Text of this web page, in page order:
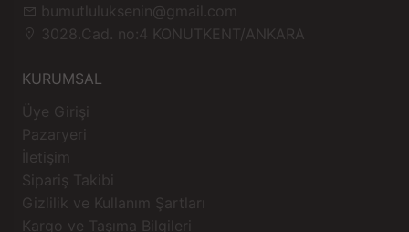
bumutluluksenin@gmail.com
3028.Cad. no:4 KONUTKENT/ANKARA
KURUMSAL
Üye Girişi
Pazaryeri
İletişim
Sipariş Takibi
Gizlilik ve Kullanım Şartları
Kargo ve Taşıma Bilgileri